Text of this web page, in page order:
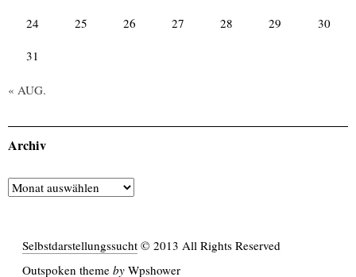
« AUG.
24 25 26 27 28 29 30
31
Archiv
Archiv
Selbstdarstellungssucht© 2013 All Rights Reserved
Outspokentheme by Wpshower